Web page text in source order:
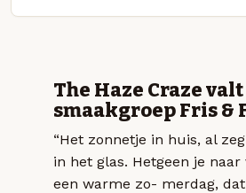
The Haze Craze
smaakgroep Fris &
“Het zonnetje in huis, al
in het glas. Hetgeen je naar
een warme zo- merdag,